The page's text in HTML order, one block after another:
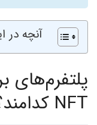
آنچه در
پلتفرم‌های
NFT کدامند؟